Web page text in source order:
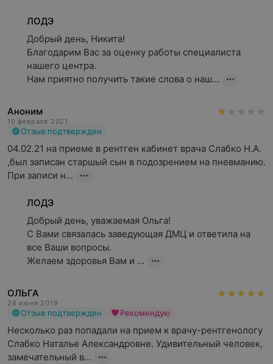
ЛОДЭ
Добрый день, Никита!
Благодарим Вас за оценку работы специалиста
нашего центра.
Нам приятно получить такие слова о наш...
Аноним
10 февраля 2021
Отзыв подтвержден
04.02.21 на приеме в рентген кабинет врача Слабко Н.А.
,был записан старшый сын в подозрением на пневманию.
При записи н...
ЛОДЭ
Добрый день, уважаемая Ольга!
С Вами связалась заведующая ДМЦ и ответила на
все Ваши вопросы.
Желаем здоровья Вам и ...
ОЛЬГА
26 июня 2019
Отзыв подтвержден Рекомендую
Несколько раз попадали на прием к врачу-рентгенологу
Слабко Наталье Александровне. Удивительный человек,
замечательный в...